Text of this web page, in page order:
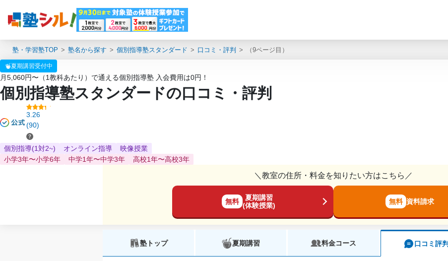
塾・学習塾TOP 塾名から探す 個別指導塾スタンダード 口コミ・評判 （9ページ目）
夏期講習受付中
月5,060円〜（1教科あたり）で通える個別指導塾 入会費用は0円！
個別指導塾スタンダードの口コミ・評判
3.26
(90)
個別指導(1対2~) オンライン指導
映像授業
小学3年〜小学6年
中学1年〜中学3年 高校1年〜高校3年
＼教室の住所・料金を知りたい方はこちら／
無料
夏期講習
(体験授業)
無料 資料請求
塾トップ 夏期講習 料金コース 口コミ評判